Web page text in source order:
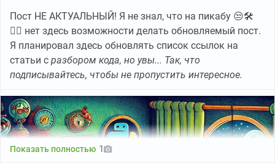
Пост НЕ АКТУАЛЬНЫЙ! Я не знал, что на пикабу 😒🛠️
🤷‍♀️ нет здесь возможности делать обновляемый пост.
Я планировал здесь обновлять список ссылок на
статьи с разбором кода, но увы... Так, что
подписывайтесь, чтобы не пропустить интересное.
Показать полностью 1